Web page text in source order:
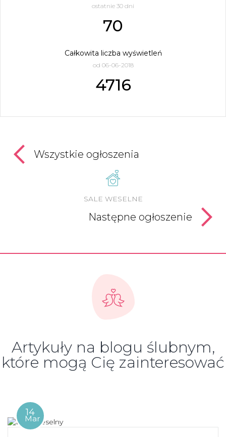
ostatnie 30 dni
70
Całkowita liczba wyświetleń
od 06-06-2018
4716
Wszystkie ogłoszenia
SALE WESELNE
Następne ogłoszenie
Artykuły na blogu ślubnym,
które mogą Cię zainteresować
14
Mar